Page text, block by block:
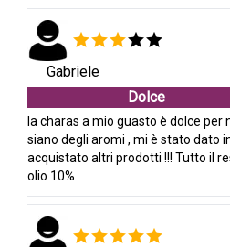
Gabriele
Dolce
la charas a mio guasto è dolce per
siano degli aromi , mi è stato dato
acquistato altri prodotti !!! Tutto il
olio 10%